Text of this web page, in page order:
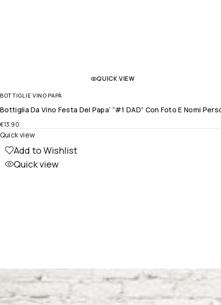
QUICK VIEW
BOTTIGLIE VINO PAPÀ
Bottiglia Da Vino Festa Del Papa’ ”#1 DAD” Con Foto E Nomi
€13.90
Add to Wishlist
Quick view
Quick view